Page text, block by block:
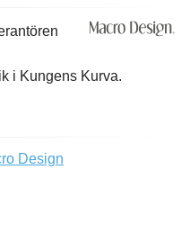
i Kungens Kurva.
Design